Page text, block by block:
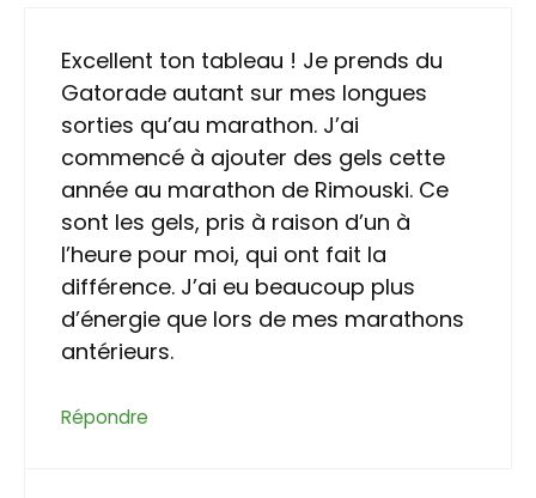
Excellent ton tableau ! Je prends du
Gatorade autant sur mes longues
sorties qu’au marathon. J’ai
commencé à ajouter des gels cette
année au marathon de Rimouski. Ce
sont les gels, pris à raison d’un à
l’heure pour moi, qui ont fait la
différence. J’ai eu beaucoup plus
d’énergie que lors de mes marathons
antérieurs.
Répondre